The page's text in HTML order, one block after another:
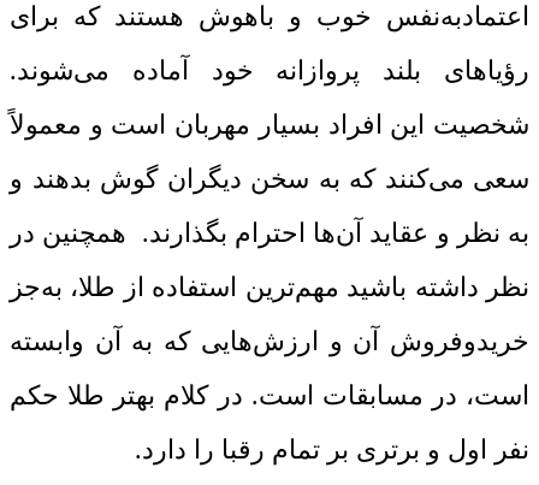
اعتمادبه‌نفس خوب و باهوش هستند که برای
رؤیاهای بلند پروازانه خود آماده می‌شوند.
شخصیت این افراد بسیار مهربان است و معمولاً
سعی می‌کنند که به سخن دیگران گوش بدهند و
به نظر و عقاید آن‌ها احترام بگذارند. همچنین در
نظر داشته باشید مهم‌ترین استفاده از طلا، به‌جز
خریدوفروش آن و ارزش‌هایی که به آن وابسته
است، در مسابقات است. در کلام بهتر طلا حکم
نفر اول و برتری بر تمام رقبا را دارد.